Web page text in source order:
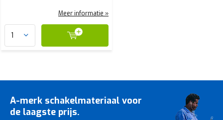
Meer informatie »
A-merk schakelmateriaal voor
de laagste prijs.